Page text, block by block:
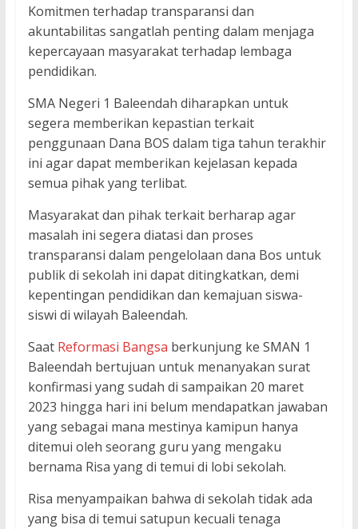
Komitmen terhadap transparansi dan
akuntabilitas sangatlah penting dalam menjaga
kepercayaan masyarakat terhadap lembaga
pendidikan.
SMA Negeri 1 Baleendah diharapkan untuk
segera memberikan kepastian terkait
penggunaan Dana BOS dalam tiga tahun terakhir
ini agar dapat memberikan kejelasan kepada
semua pihak yang terlibat.
Masyarakat dan pihak terkait berharap agar
masalah ini segera diatasi dan proses
transparansi dalam pengelolaan dana Bos untuk
publik di sekolah ini dapat ditingkatkan, demi
kepentingan pendidikan dan kemajuan siswa-
siswi di wilayah Baleendah.
Saat Reformasi Bangsa berkunjung ke SMAN 1
Baleendah bertujuan untuk menanyakan surat
konfirmasi yang sudah di sampaikan 20 maret
2023 hingga hari ini belum mendapatkan jawaban
yang sebagai mana mestinya kamipun hanya
ditemui oleh seorang guru yang mengaku
bernama Risa yang di temui di lobi sekolah.
Risa menyampaikan bahwa di sekolah tidak ada
yang bisa di temui satupun kecuali tenaga